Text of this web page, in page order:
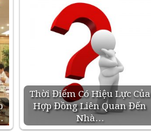
Thời Điểm Có Hiệu Lực Của
Hợp Đồng Liên Quan Đến
Nhà…